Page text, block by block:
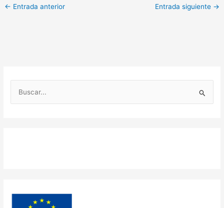
← Entrada anterior Entrada siguiente →